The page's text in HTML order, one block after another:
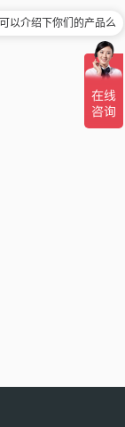
可以介绍下你们的产品么